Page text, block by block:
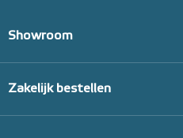
Showroom
Zakelijk bestellen